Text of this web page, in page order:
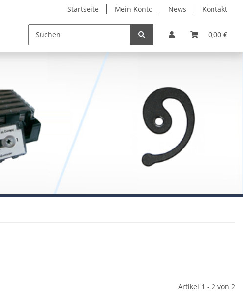
Startseite Mein Konto News Kontakt
0,00 €
Artikel 1 - 2 von 2